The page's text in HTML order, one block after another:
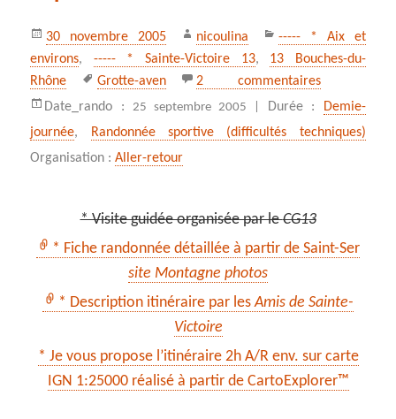
Publié
le
30 novembre 2005 Auteur
nicoulina Catégories
----- * Aix et
environs, ----- * Sainte-Victoire 13, 13 Bouches-du-
Rhône
Mots-
clés
Grotte-aven 2 commentairessur Le pic
Date_rando : 25 septembre 2005 | Durée :
Demie-
journée,
Randonnée sportive (difficultés techniques)
Organisation :Aller-retour
* Visite guidée organisée par leCG13
* Fiche randonnée détaillée à partir de Saint-Ser
site Montagne photos
* Description itinéraire par lesAmis de Sainte-
Victoire
* Je vous propose l’itinéraire 2h A/R env. sur carte
IGN 1:25000 réalisé à partir de CartoExplorer™